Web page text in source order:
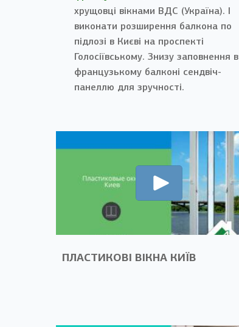
хрущовці вікнами ВДС (Україна). І
виконати розширення балкона по
підлозі в Києві на проспекті
Голосіївському. Знизу заповнення в
французькому балконі сендвіч-
панеллю для зручності.
ПЛАСТИКОВІ ВІКНА КИЇВ